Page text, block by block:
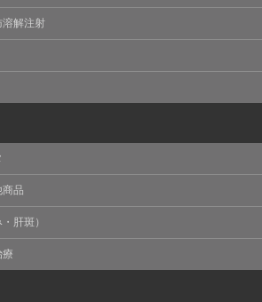
するWEBサイトでは、アクセスログ
情報をサーバ上に記録しています。
サイトの保守管理や利用状況に関す
使用されます。それ以外の目的で使
ません。
に応じて、改定される場合がありま
て効力を生じるものとします。
溶解注射
品
肝斑）
療